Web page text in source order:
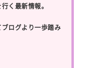
く最新情報。
ログより一歩踏み